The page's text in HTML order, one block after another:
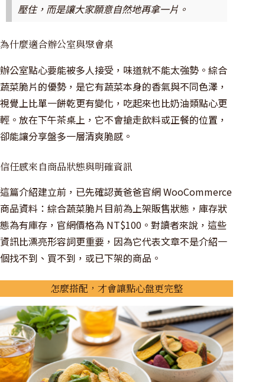
壓住，而是讓大家願意自然地再拿一片。
為什麼適合辦公室與聚會桌
辦公室點心要能被多人接受，味道就不能太強勢。綜合
蔬菜脆片的優勢，是它有蔬菜本身的香氣與不同色澤，
視覺上比單一餅乾更有變化，吃起來也比奶油類點心更
輕。放在下午茶桌上，它不會搶走飲料或正餐的位置，
卻能讓分享盤多一層清爽脆感。
信任感來自商品狀態與明確資訊
這篇介紹建立前，已先確認黃爸爸官網 WooCommerce
商品資料：綜合蔬菜脆片目前為上架販售狀態，庫存狀
態為有庫存，官網價格為 NT$100。對讀者來說，這些
資訊比漂亮形容詞更重要，因為它代表文章不是介紹一
個找不到、買不到，或已下架的商品。
怎麼搭配，才會讓點心盤更完整